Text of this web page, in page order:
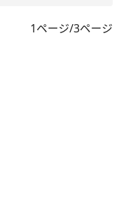
1ページ/3ページ